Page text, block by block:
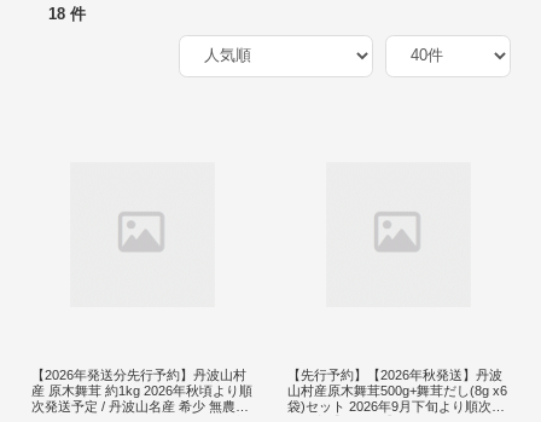
18 件
【2026年発送分先行予約】丹波山村
産 原木舞茸 約1kg 2026年秋頃より順
次発送予定 / 丹波山名産 希少 無農薬
【先行予約】【2026年秋発送】丹波
山村産原木舞茸500g+舞茸だし(8g x6
袋)セット 2026年9月下旬より順次発